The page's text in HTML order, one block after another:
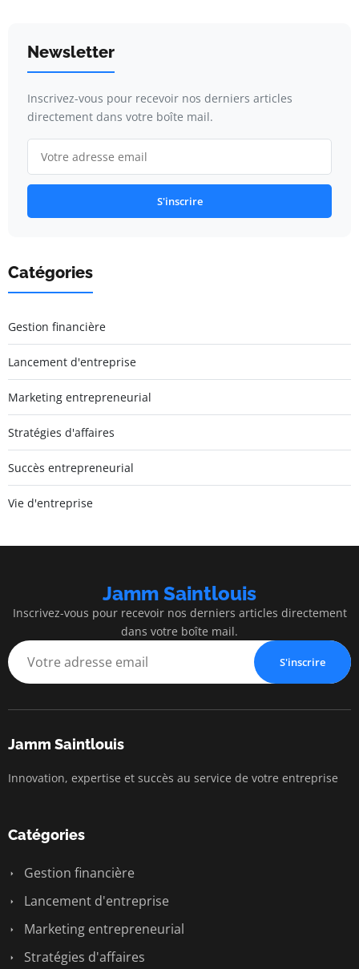
Newsletter
Inscrivez-vous pour recevoir nos derniers articles
directement dans votre boîte mail.
S'inscrire
Catégories
Gestion financière
Lancement d'entreprise
Marketing entrepreneurial
Stratégies d'affaires
Succès entrepreneurial
Vie d'entreprise
Jamm Saintlouis
Inscrivez-vous pour recevoir nos derniers articles directement
dans votre boîte mail.
S'inscrire
Jamm Saintlouis
Innovation, expertise et succès au service de votre entreprise
Catégories
Gestion financière
Lancement d'entreprise
Marketing entrepreneurial
Stratégies d'affaires